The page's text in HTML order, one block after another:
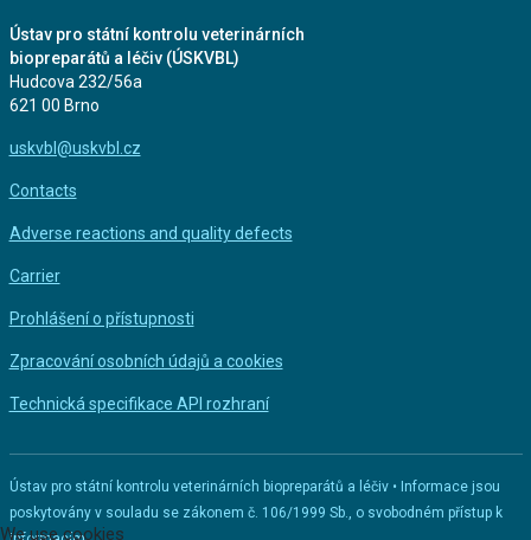
Ústav pro státní kontrolu veterinárních
biopreparátů a léčiv (ÚSKVBL)
Hudcova 232/56a
621 00 Brno
uskvbl@uskvbl.cz
Contacts
Adverse reactions and quality defects
Carrier
Prohlášení o přístupnosti
Zpracování osobních údajů a cookies
Technická specifikace API rozhraní
Ústav pro státní kontrolu veterinárních biopreparátů a léčiv • Informace jsou
poskytovány v souladu se zákonem č. 106/1999 Sb., o svobodném přístup k
We use cookies